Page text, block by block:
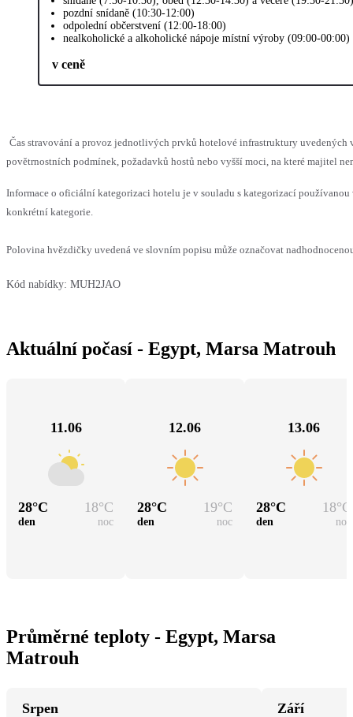
pozdní snídaně (10:30-12:00)
odpolední občerstvení (12:00-18:00)
nealkoholické a alkoholické nápoje místní výroby (09:00-00:00)
v ceně
Čas stravování a provoz jednotlivých prvků hotelové infrastruktury uvedených
povětrnostních podmínek, požadavků hostů nebo vyšší moci, na které majitel
Informace o oficiální kategorizaci hotelu je v souladu s kategorizací
konkrétní kategorie.
Polovina hvězdičky uvedená ve slovním popisu může označovat
Kód nabídky: MUH2JAO
Aktuální počasí - Egypt, Marsa Matrouh
11.06
28°C 18°C
den noc
12.06
28°C 19°C
den noc
13.06
28°C 18°C
den noc
Průměrné teploty - Egypt, Marsa
Matrouh
Srpen
Září